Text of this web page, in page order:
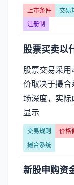
上市条件 交易
注册制
股票买卖以
股票交易采
价取决于撮
场深度，实
显示
交易规则 价格
撮合系统
新股申购资